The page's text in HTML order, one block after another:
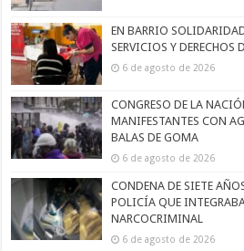
EN BARRIO
SERVICIOS Y DERECHOS
6 de agosto de 2026
CONGRESO DE LA
MANIFESTANTES CON
BALAS DE GOMA
6 de agosto de 2026
CONDENA DE SIETE
POLICÍA QUE
NARCOCRIMINAL
6 de agosto de 2026